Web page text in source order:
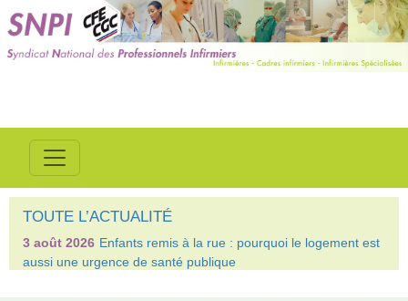
TOUTE L’ACTUALITÉ
3 août 2026 Enfants remis à la rue : pourquoi le logement est
aussi une urgence de santé publique